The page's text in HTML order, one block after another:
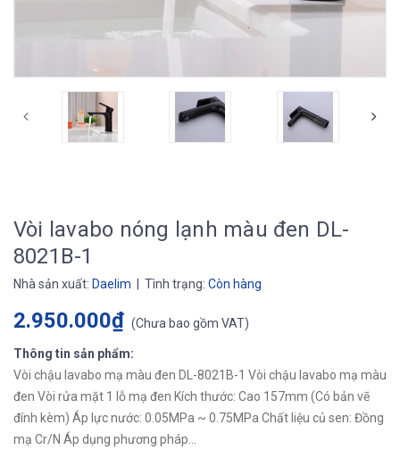
Vòi lavabo nóng lạnh màu đen DL-
8021B-1
Nhà sản xuất: Daelim | Tình trạng: Còn hàng
2.950.000₫ (Chưa bao gồm VAT)
Thông tin sản phẩm:
Vòi chậu lavabo mạ màu đen DL-8021B-1 Vòi chậu lavabo mạ màu
đen Vòi rửa mặt 1 lỗ mạ đen Kích thước: Cao 157mm (Có bản vẽ
đính kèm) Áp lực nước: 0.05MPa ~ 0.75MPa Chất liệu củ sen: Đồng
mạ Cr/N Áp dụng phương pháp...